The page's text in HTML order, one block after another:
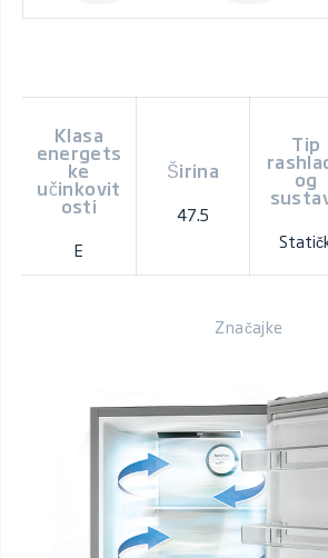
Klasa
energets
ke
učinkovit
osti
E
Širina
47.5
Tip
og
Značajke